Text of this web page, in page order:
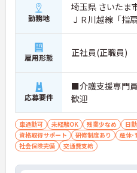
勤務地
埼玉県 さいたま
ＪＲ川越線「指
雇用形態 正社員(正職員)
応募要件
■介護支援専門
歓迎
車通勤可 未経験OK 残業少なめ 日
資格取得サポート
研修制度あり
産休･
社会保険完備
交通費支給